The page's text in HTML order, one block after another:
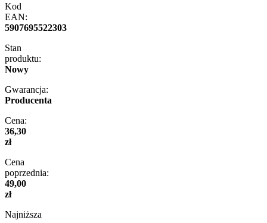
Kod
EAN:
5907695522303
Stan
produktu:
Nowy
Gwarancja:
Producenta
Cena:
36,30
zł
Cena
poprzednia:
49,00
zł
Najniższa